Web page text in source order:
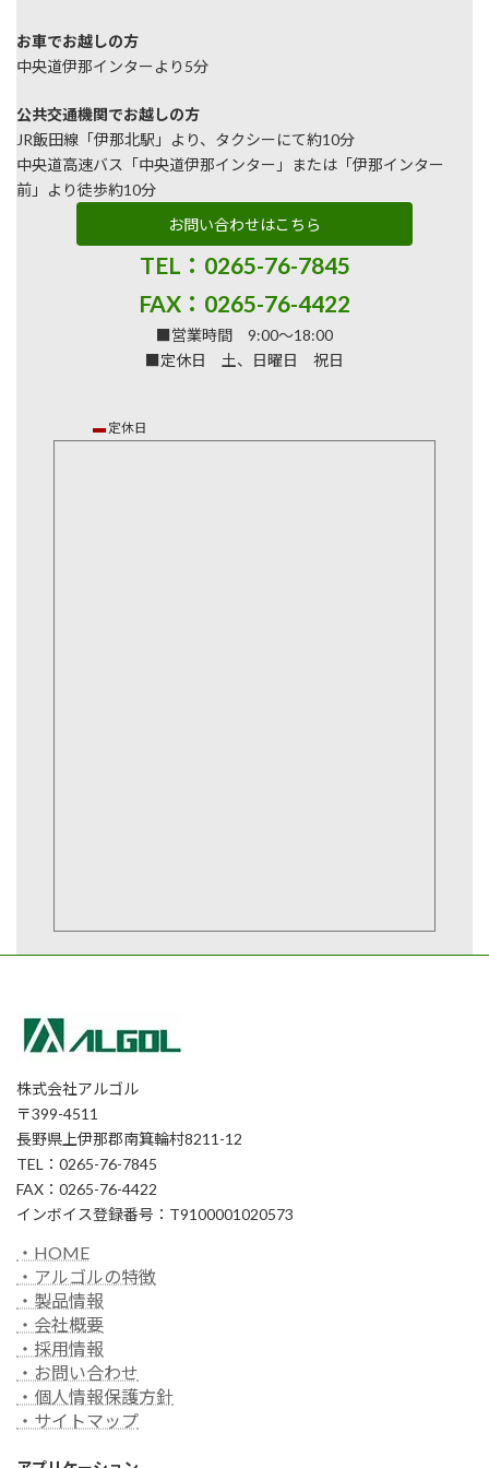
お車でお越しの方
中央道伊那インターより5分
公共交通機関でお越しの方
JR飯田線「伊那北駅」より、タクシーにて約10分
中央道高速バス「中央道伊那インター」または「伊那インター
前」より徒歩約10分
お問い合わせはこちら
TEL：0265-76-7845
FAX：0265-76-4422
■営業時間 9:00～18:00
■定休日 土、日曜日 祝日
▬ 定休日
株式会社アルゴル
〒399-4511
長野県上伊那郡南箕輪村8211-12
TEL：0265-76-7845
FAX：0265-76-4422
インボイス登録番号：T9100001020573
・HOME
・アルゴルの特徴
・製品情報
・会社概要
・採用情報
・お問い合わせ
・個人情報保護方針
・サイトマップ